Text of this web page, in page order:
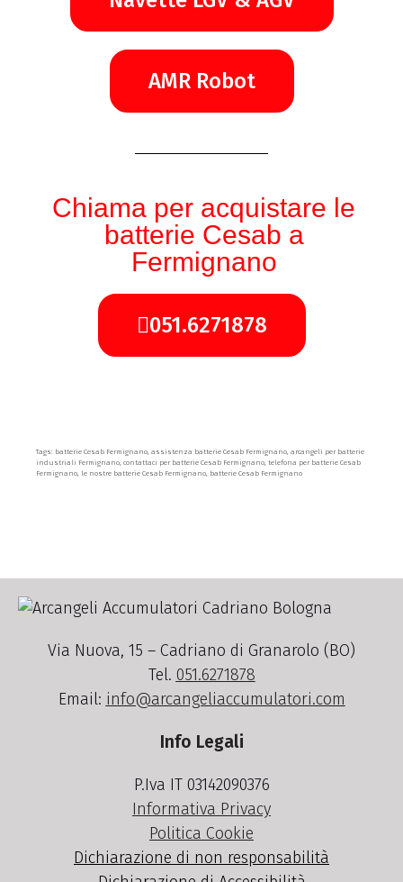
AMR Robot
Chiama per acquistare le
batterie Cesab a
Fermignano
051.6271878
Tags: batterie Cesab Fermignano, assistenza batterie Cesab Fermignano, arcangeli per batterie
industriali Fermignano, contattaci per batterie Cesab Fermignano, telefona per batterie Cesab
Fermignano, le nostre batterie Cesab Fermignano, batterie Cesab Fermignano
Via Nuova, 15 – Cadriano di Granarolo (BO)
Tel. 051.6271878
Email: info@arcangeliaccumulatori.com
Info Legali
P.Iva IT 03142090376
Informativa Privacy
Politica Cookie
Dichiarazione di non responsabilità